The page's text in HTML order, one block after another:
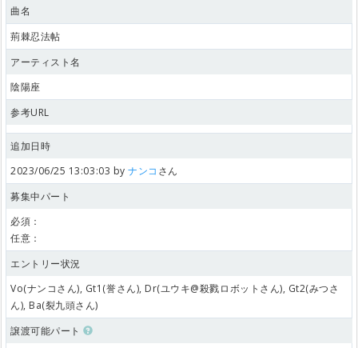
曲名
荊棘忍法帖
アーティスト名
陰陽座
参考URL
追加日時
2023/06/25 13:03:03 byナンコ さん
募集中パート
必須：
任意：
エントリー状況
Vo(ナンコさん), Gt1(誉さん), Dr(ユウキ@殺戮ロボットさん), Gt2(みつさ
ん), Ba(裂九頭さん)
譲渡可能パート